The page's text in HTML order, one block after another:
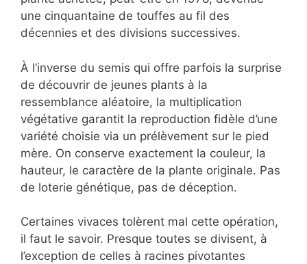
une cinquantaine de touffes au fil des
décennies et des divisions successives.
À l’inverse du semis qui offre parfois la surprise
de découvrir de jeunes plants à la
ressemblance aléatoire, la multiplication
végétative garantit la reproduction fidèle d’une
variété choisie via un prélèvement sur le pied
mère. On conserve exactement la couleur, la
hauteur, le caractère de la plante originale. Pas
de loterie génétique, pas de déception.
Certaines vivaces tolèrent mal cette opération,
il faut le savoir. Presque toutes se divisent, à
l’exception de celles à racines pivotantes